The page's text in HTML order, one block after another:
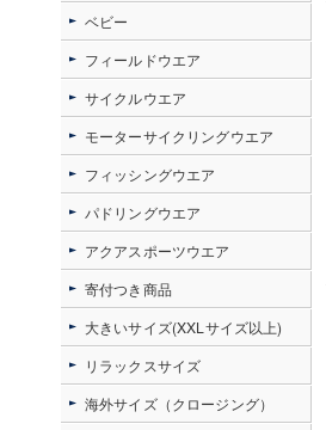
ベビー
フィールドウエア
サイクルウエア
モーターサイクリングウエア
フィッシングウエア
パドリングウエア
アクアスポーツウエア
寄付つき商品
大きいサイズ(XXLサイズ以上)
リラックスサイズ
海外サイズ（クロージング）